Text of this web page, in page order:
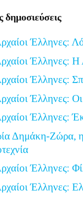
δημοσιεύσεις
Έλληνες:
Έλληνες: Η
Έλληνες:
Έλληνες:
Έλληνες:
Δημάκη-Ζώρα, η
Έλληνες:
Έλληνες: